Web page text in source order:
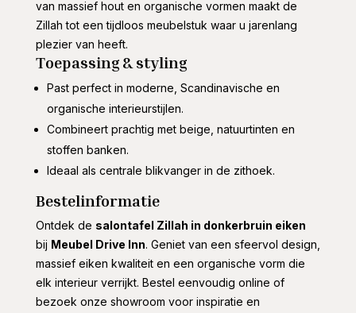
van massief hout en organische vormen maakt de
Zillah tot een tijdloos meubelstuk waar u jarenlang
plezier van heeft.
Toepassing & styling
Past perfect in moderne, Scandinavische en
organische interieurstijlen.
Combineert prachtig met beige, natuurtinten en
stoffen banken.
Ideaal als centrale blikvanger in de zithoek.
Bestelinformatie
Ontdek de salontafel Zillah in donkerbruin eiken
bij Meubel Drive Inn. Geniet van een sfeervol design,
massief eiken kwaliteit en een organische vorm die
elk interieur verrijkt. Bestel eenvoudig online of
bezoek onze showroom voor inspiratie en